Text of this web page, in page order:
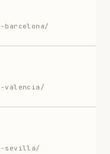
barcelona/
valencia/
sevilla/